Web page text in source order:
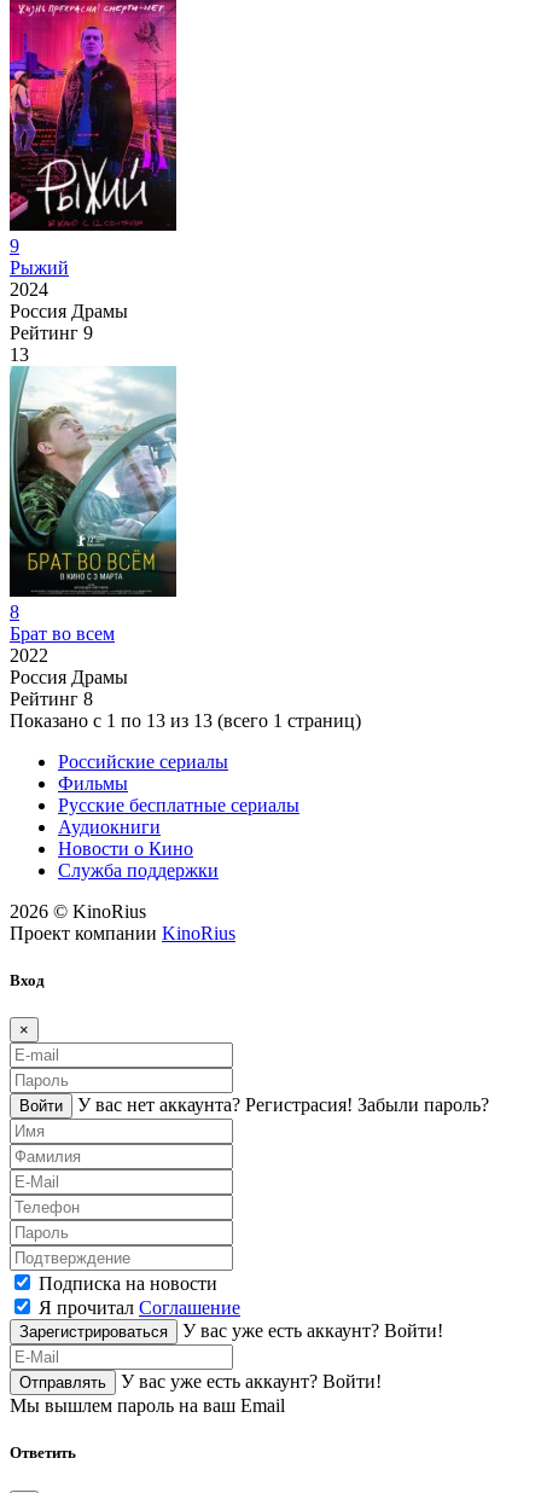
9
Рыжий
2024
Россия Драмы
Рейтинг 9
13
8
Брат во всем
2022
Россия Драмы
Рейтинг 8
Показано с 1 по 13 из 13 (всего 1 страниц)
Российские сериалы
Фильмы
Русские бесплатные сериалы
Аудиокниги
Новости о Кино
Служба поддержки
2026 © KinoRius
Проект компании KinoRius
Вход
×
Войти У вас нет аккаунта? Регистраcия! Забыли пароль?
Подписка на новости
Я прочитал Соглашение
Зарегистрироваться У вас уже есть аккаунт? Войти!
Отправлять У вас уже есть аккаунт? Войти!
Мы вышлем пароль на ваш Email
Ответить